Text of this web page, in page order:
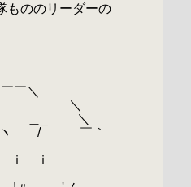
ダーの
｀